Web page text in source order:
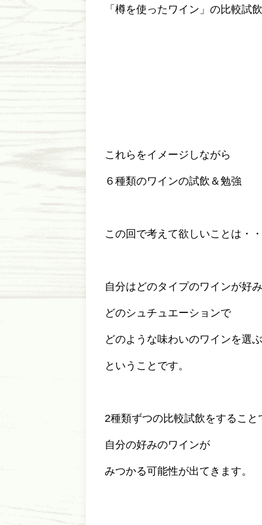
「樽を使ったワイン」の比較試
これらをイメージしながら
６種類のワインの試飲＆勉強
この回で考えて欲しいことは・・
自分はどのタイプのワインが好
どのシュチュエーションで
どのような味わいのワインを選
ということです。
2種類ずつの比較試飲をすること
自分の好みのワインが
みつかる可能性が出てきます。